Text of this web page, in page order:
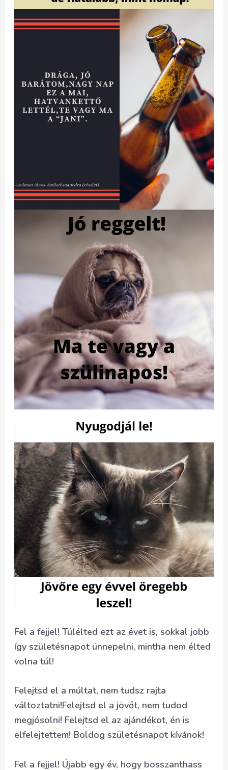
Fel a fejjel! Túlélted ezt az évet is, sokkal jobb
így születésnapot ünnepelni, mintha nem élted
volna túl!
Felejtsd el a múltat, nem tudsz rajta
változtatni!Felejtsd el a jövőt, nem tudod
megjósolni! Felejtsd el az ajándékot, én is
elfelejtettem! Boldog születésnapot kívánok!
Fel a fejjel! Újabb egy év, hogy bosszanthass